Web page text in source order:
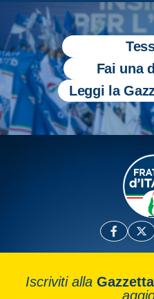
Fai una
Leggi la
Iscriviti alla